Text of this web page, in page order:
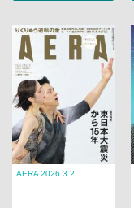
AERA 2026.3.2